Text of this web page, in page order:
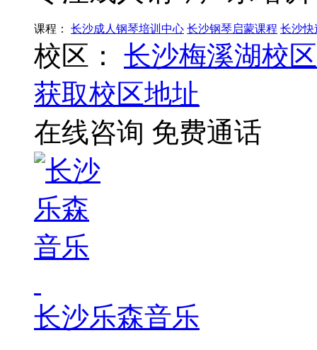
课程： 长沙成人钢琴培训中心 长沙钢琴启蒙课程 长沙快
校区：
长沙梅溪湖校区
获取校区地址
在线咨询 免费通话
长沙乐森音乐